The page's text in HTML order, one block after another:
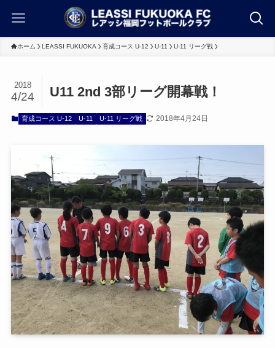
ホーム LEASSI FUKUOKA 育成コース U-12 U-11 U-11 リーグ戦
U11 2nd 3部リーグ開幕戦！
2018
4/24
育成コース U-12 U-11 U-11 リーグ戦 2018年4月24日